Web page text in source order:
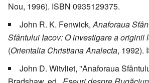
Nou, 1996). ISBN 0935129375.
John R. K. Fenwick,Anaforaua
Sfântului Iacov: O investigare a originii
(Orientalia Christiana Analecta, 1992).
John D. Witvliet, "Anaforaua